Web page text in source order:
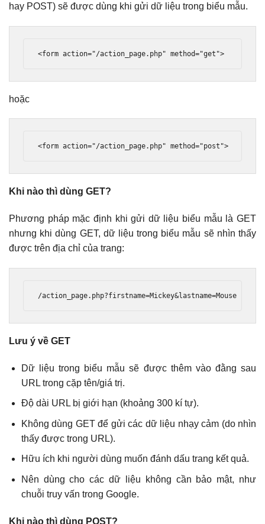
hay POST) sẽ được dùng khi gửi dữ liệu trong biểu mẫu.
<form action="/action_page.php" method="get">
hoặc
<form action="/action_page.php" method="post">
Khi nào thì dùng GET?
Phương pháp mặc định khi gửi dữ liệu biểu mẫu là GET
nhưng khi dùng GET, dữ liệu trong biểu mẫu sẽ nhìn thấy
được trên địa chỉ của trang:
/action_page. php?firstname=Mickey&lastname=Mouse
Lưu ý về GET
Dữ liệu trong biểu mẫu sẽ được thêm vào đằng sau
URL trong cặp tên/giá trị.
Độ dài URL bị giới hạn (khoảng 300 kí tự).
Không dùng GET để gửi các dữ liệu nhạy cảm (do nhìn
thấy được trong URL).
Hữu ích khi người dùng muốn đánh dấu trang kết quả.
Nên dùng cho các dữ liệu không cần bảo mật, như
chuỗi truy vấn trong Google.
Khi nào thì dùng POST?